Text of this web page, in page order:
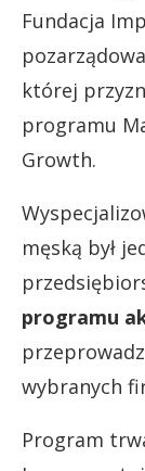
Fundacja
której
programu
Growth.
męską był
programu
wybranych
Program